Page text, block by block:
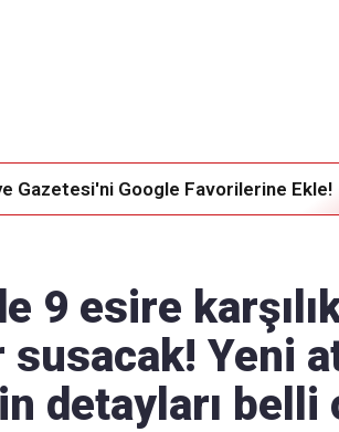
Gazetesi'ni Google Favorilerine Ekle!
9 esire
Yeni
detayları belli